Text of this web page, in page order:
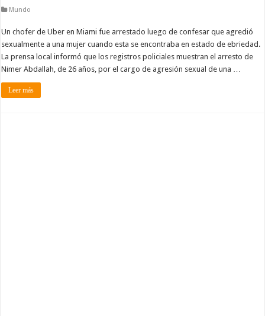
Mundo
Un chofer de Uber en Miami fue arrestado luego de confesar que agredió
sexualmente a una mujer cuando esta se encontraba en estado de ebriedad.
La prensa local informó que los registros policiales muestran el arresto de
Nimer Abdallah, de 26 años, por el cargo de agresión sexual de una …
Leer más